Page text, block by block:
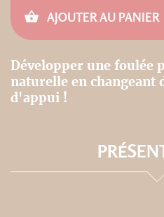
AJOUTER AU PANIER
Développer une foulée
naturelle en changeant
d'appui !